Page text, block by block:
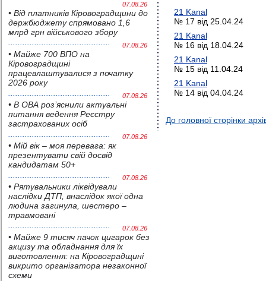
07.08.26
• Від платників Кіровоградщини до
держбюджету спрямовано 1,6
млрд грн військового збору
07.08.26
• Майже 700 ВПО на
Кіровоградщині
працевлаштувалися з початку
2026 року
07.08.26
• В ОВА роз’яснили актуальні
питання ведення Реєстру
застрахованих осіб
07.08.26
• Мій вік – моя перевага: як
презентувати свій досвід
кандидатам 50+
07.08.26
• Pятувальники ліквідували
наслідки ДТП, внаслідок якої одна
людина загинула, шестеро –
травмовані
07.08.26
• Майже 9 тисяч пачок цигарок без
акцизу та обладнання для їх
виготовлення: на Кіровоградщині
викрито організатора незаконної
схеми
21 Kanal
№ 17 від 25.04.24
21 Kanal
№ 16 від 18.04.24
21 Kanal
№ 15 від 11.04.24
21 Kanal
№ 14 від 04.04.24
До головної сторінки